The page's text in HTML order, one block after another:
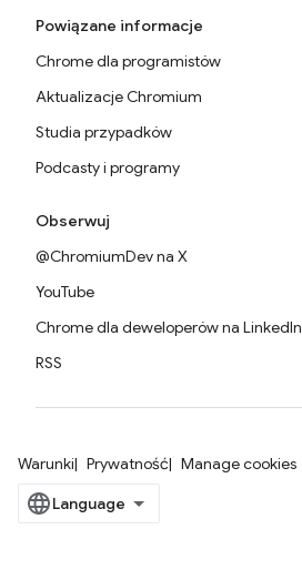
Powiązane informacje
Chrome dla programistów
Aktualizacje Chromium
Studia przypadków
Podcasty i programy
Obserwuj
@ChromiumDev na X
YouTube
Chrome dla deweloperów na LinkedIn
RSS
Warunki Prywatność Manage cookies